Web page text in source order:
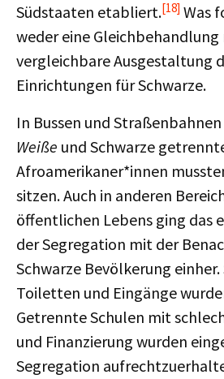
Südstaaten etabliert.[18] Was
weder eine Gleichbehandlung
vergleichbare Ausgestaltung
Einrichtungen für Schwarze.
In Bussen und
Weiße und Schwarze
Afroamerikaner*innen
sitzen. Auch in anderen
öffentlichen Lebens ging das
der Segregation mit der
Schwarze Bevölkerung
Toiletten und Eingänge
Getrennte Schulen mit
und Finanzierung wurden
Segregation